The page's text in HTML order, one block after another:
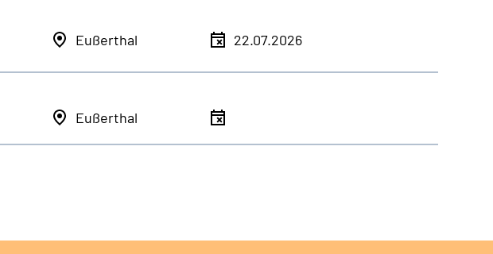
Eußerthal 22.07.2026
Eußerthal